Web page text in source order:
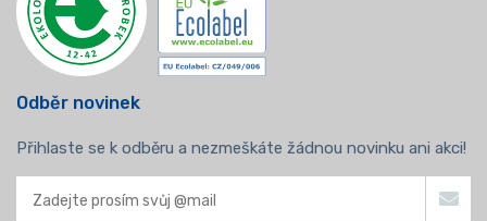
Odběr novinek
Přihlaste se k odběru a nezmeškáte žádnou novinku ani akci!